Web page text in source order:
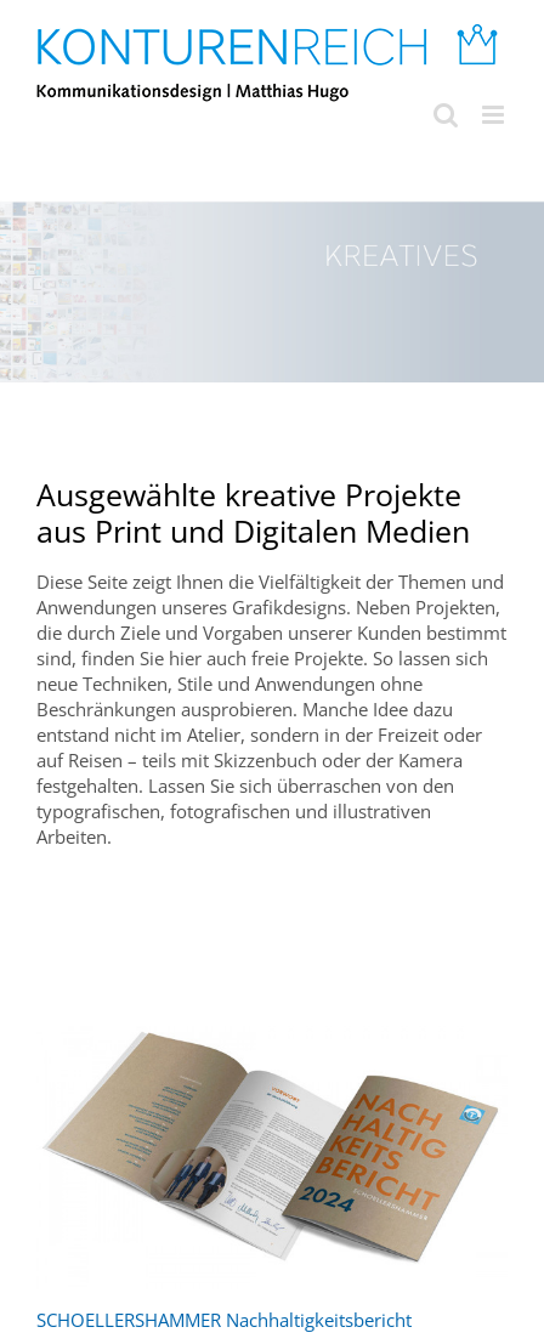
Inhalt
springen
Ausgewählte kreative Projekte
aus Print und Digitalen Medien
Diese Seite zeigt Ihnen die Vielfältigkeit der Themen und
Anwendungen unseres Grafikdesigns. Neben Projekten,
die durch Ziele und Vorgaben unserer Kunden bestimmt
sind, finden Sie hier auch freie Projekte. So lassen sich
neue Techniken, Stile und Anwendungen ohne
Beschränkungen ausprobieren. Manche Idee dazu
entstand nicht im Atelier, sondern in der Freizeit oder
auf Reisen – teils mit Skizzenbuch oder der Kamera
festgehalten. Lassen Sie sich überraschen von den
typografischen, fotografischen und illustrativen
Arbeiten.
SCHOELLERSHAMMER Nachhaltigkeitsbericht